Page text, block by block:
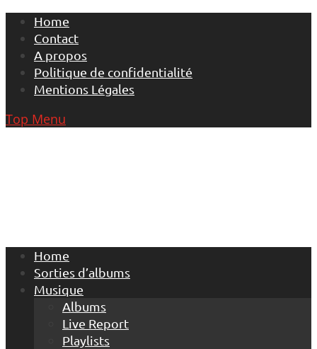
Skip
content
Home
Contact
A propos
Politique de confidentialité
Mentions Légales
Top Menu
Home
Sorties d’albums
Musique
Albums
Live Report
Playlists